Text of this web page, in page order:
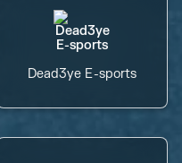
Dead3ye E-sports